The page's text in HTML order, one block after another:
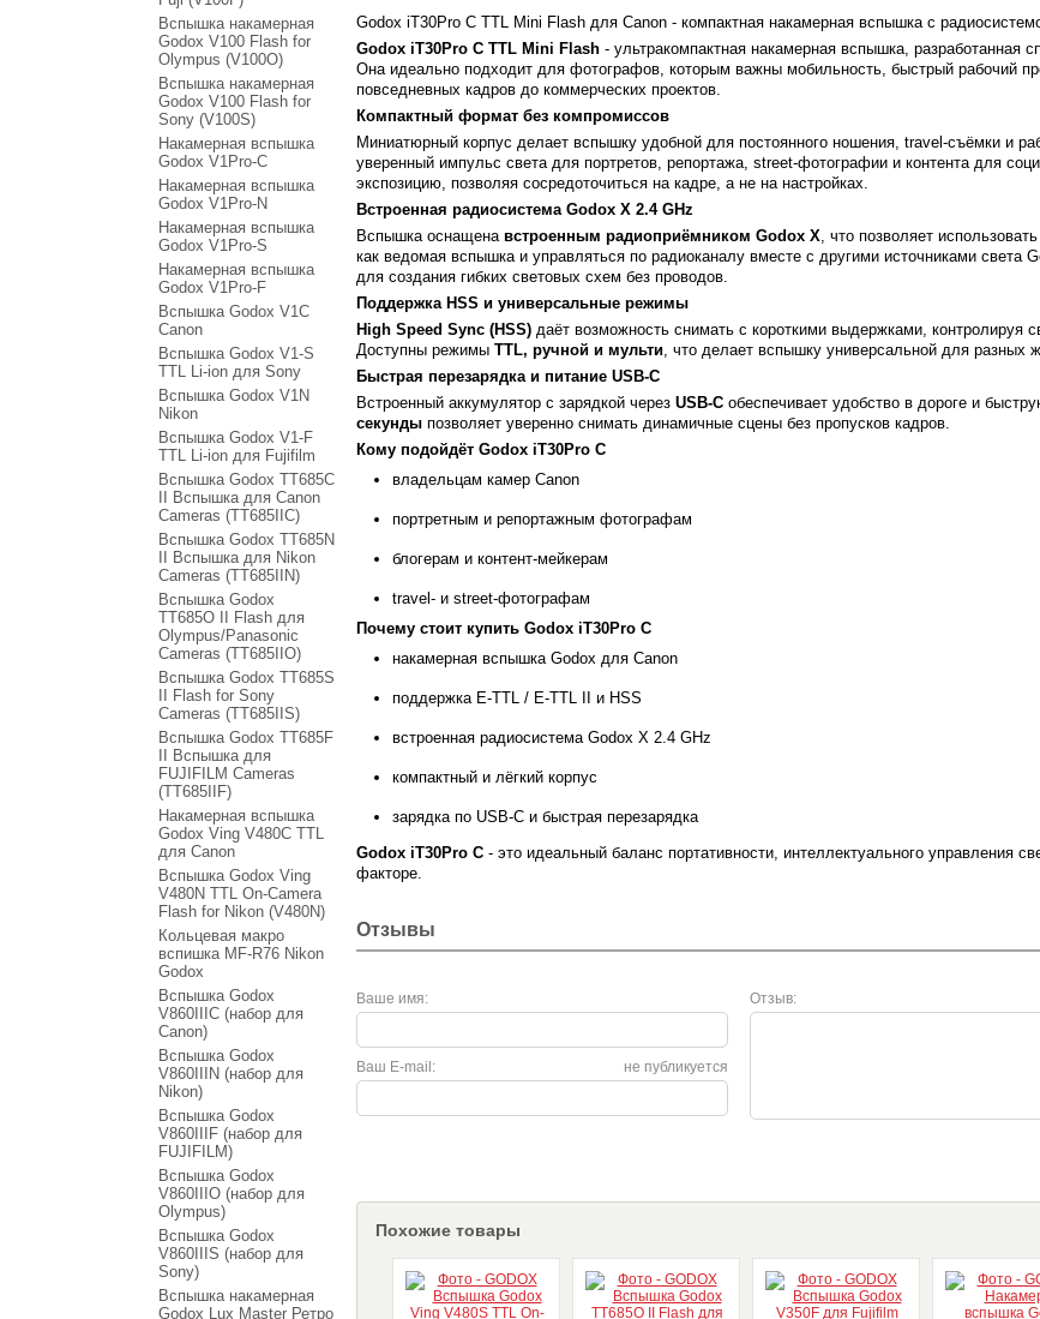
Godox iT30Pro C TTL Mini Flash для Canon - компактная накамерная вспышка с
Godox iT30Pro C TTL Mini Flash - ультракомпактная накамерная вспышка, разработанная
Она идеально подходит для фотографов, которым важны мобильность, быстрый рабочий
повседневных кадров до коммерческих проектов.
Компактный формат без компромиссов
Миниатюрный корпус делает вспышку удобной для постоянного ношения, travel-съёмки и
уверенный импульс света для портретов, репортажа, street-фотографии и контента для
экспозицию, позволяя сосредоточиться на кадре, а не на настройках.
Встроенная радиосистема Godox X 2.4 GHz
Вспышка оснащена встроенным радиоприёмником Godox X, что позволяет
как ведомая вспышка и управляться по радиоканалу вместе с другими источниками
для создания гибких световых схем без проводов.
Поддержка HSS и универсальные режимы
High Speed Sync (HSS) даёт возможность снимать с короткими выдержками, контролируя
Доступны режимы TTL, ручной и мульти, что делает вспышку универсальной для разных
Быстрая перезарядка и питание USB-C
Встроенный аккумулятор с зарядкой через USB-C обеспечивает удобство в дороге и
секунды позволяет уверенно снимать динамичные сцены без пропусков кадров.
Кому подойдёт Godox iT30Pro C
владельцам камер Canon
портретным и репортажным фотографам
блогерам и контент-мейкерам
travel- и street-фотографам
Почему стоит купить Godox iT30Pro C
накамерная вспышка Godox для Canon
поддержка E-TTL / E-TTL II и HSS
встроенная радиосистема Godox X 2.4 GHz
компактный и лёгкий корпус
зарядка по USB-C и быстрая перезарядка
Godox iT30Pro C - это идеальный баланс портативности, интеллектуального управления
факторе.
Отзывы
Ваше имя: Отзыв:
не публикуется
Ваш E-mail:
Похожие товары
Вспышка накамерная
Godox V100 Flash for
Olympus (V100O)
Вспышка накамерная
Godox V100 Flash for
Sony (V100S)
Накамерная вспышка
Godox V1Pro-C
Накамерная вспышка
Godox V1Pro-N
Накамерная вспышка
Godox V1Pro-S
Накамерная вспышка
Godox V1Pro-F
Вспышка Godox V1C
Canon
Вспышка Godox V1-S
TTL Li-ion для Sony
Вспышка Godox V1N
Nikon
Вспышка Godox V1-F
TTL Li-ion для Fujifilm
Вспышка Godox TT685C
II Вспышка для Canon
Cameras (TT685IIC)
Вспышка Godox TT685N
II Вспышка для Nikon
Cameras (TT685IIN)
Вспышка Godox
TT685O II Flash для
Olympus/Panasonic
Cameras (TT685IIO)
Вспышка Godox TT685S
II Flash for Sony
Cameras (TT685IIS)
Вспышка Godox TT685F
II Вспышка для
FUJIFILM Cameras
(TT685IIF)
Накамерная вспышка
Godox Ving V480C TTL
для Canon
Вспышка Godox Ving
V480N TTL On-Camera
Flash for Nikon (V480N)
Кольцевая макро
вспишка MF-R76 Nikon
Godox
Вспышка Godox
V860IIIC (набор для
Canon)
Вспышка Godox
V860IIIN (набор для
Nikon)
Вспышка Godox
V860IIIF (набор для
FUJIFILM)
Вспышка Godox
V860IIIO (набор для
Olympus)
Вспышка Godox
V860IIIS (набор для
Sony)
Вспышка накамерная
Godox Lux Master Ретро